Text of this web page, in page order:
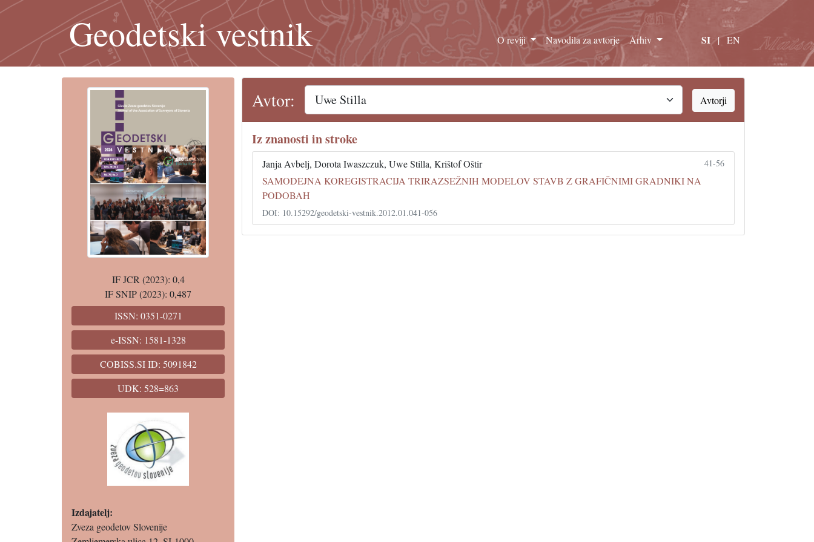
Geodetski vestnik O reviji Navodila za avtorje Arhiv SI | EN
IF JCR (2023): 0,4
IF SNIP (2023): 0,487
ISSN: 0351-0271
e-ISSN: 1581-1328
COBISS.SI ID: 5091842
UDK: 528=863
Izdajatelj:
Zveza geodetov Slovenije
Avtor: Avtorji
Iz znanosti in stroke
Janja Avbelj, Dorota Iwaszczuk, Uwe Stilla, Krištof Oštir 41-56
SAMODEJNA KOREGISTRACIJA TRIRAZSEŽNIH MODELOV STAVB Z GRAFIČNIMI GRADNIKI NA
PODOBAH
DOI: 10.15292/geodetski-vestnik.2012.01.041-056